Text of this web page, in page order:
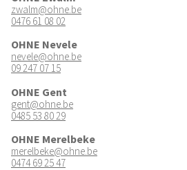
zwalm@ohne.be
0476 61 08 02
OHNE Nevele
nevele@ohne.be
09 247 07 15
OHNE Gent
gent@ohne.be
0485 53 80 29
OHNE Merelbeke
merelbeke@ohne.be
0474 69 25 47